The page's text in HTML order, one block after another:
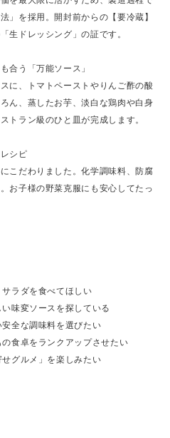
」を採用。開封前からの【要冷蔵】
生ドレッシング」の証です。
合う「万能ソース」
に、トマトペーストやりんご酢の酸
ん、蒸したお芋、淡白な鶏肉や白身
トラン級のひと皿が完成します。
シピ
こだわりました。化学調味料、防腐
お子様の野菜克服にも安心してたっ
ラダを食べてほしい
味変ソースを探している
全な調味料を選びたい
食卓をランクアップさせたい
グルメ」を楽しみたい